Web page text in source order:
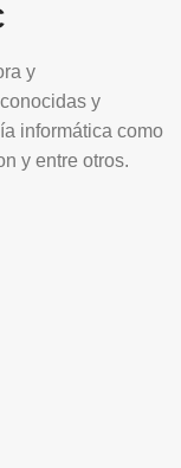
y
y
informática como
y entre otros.